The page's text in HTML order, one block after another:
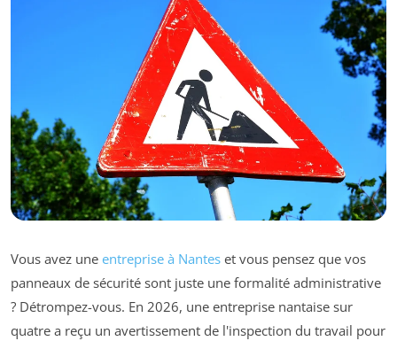
Vous avez une entreprise à Nantes et vous pensez que vos
panneaux de sécurité sont juste une formalité administrative
? Détrompez-vous. En 2026, une entreprise nantaise sur
quatre a reçu un avertissement de l'inspection du travail pour